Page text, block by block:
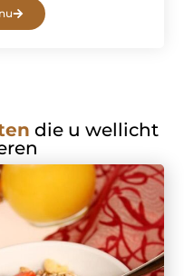
die u wellicht